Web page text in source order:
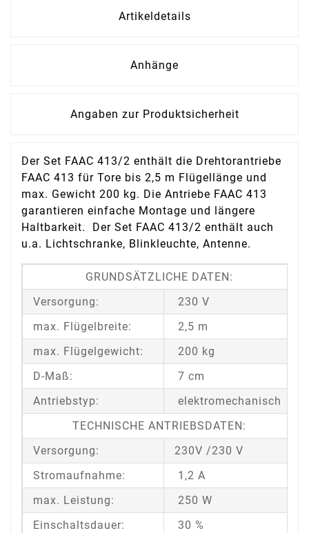
Artikeldetails
Anhänge
Angaben zur Produktsicherheit
Der Set FAAC 413/2 enthält die Drehtorantriebe
FAAC 413 für Tore bis 2,5 m Flügellänge und
max. Gewicht 200 kg. Die Antriebe FAAC 413
garantieren einfache Montage und längere
Haltbarkeit. Der Set FAAC 413/2 enthält auch
u.a. Lichtschranke, Blinkleuchte, Antenne.
GRUNDSÄTZLICHE DATEN:
Versorgung:
230 V
max. Flügelbreite:
2,5 m
max. Flügelgewicht:
200 kg
D-Maß:
7 cm
Antriebstyp:
elektromechanisch
TECHNISCHE ANTRIEBSDATEN:
Versorgung:
230V /230 V
Stromaufnahme:
1,2 A
max. Leistung:
250 W
Einschaltsdauer:
30 %